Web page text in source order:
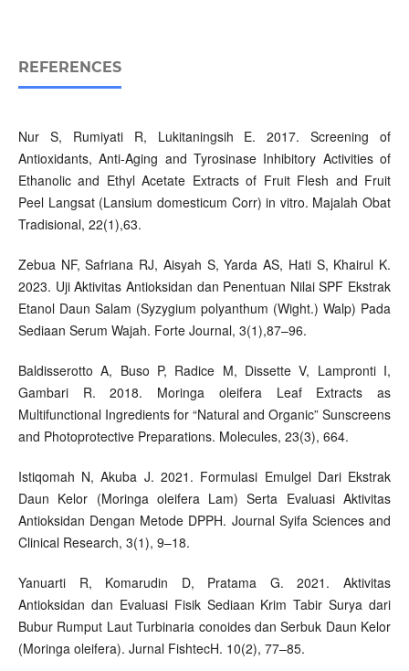
REFERENCES
Nur S, Rumiyati R, Lukitaningsih E. 2017. Screening of
Antioxidants, Anti-Aging and Tyrosinase Inhibitory Activities of
Ethanolic and Ethyl Acetate Extracts of Fruit Flesh and Fruit
Peel Langsat (Lansium domesticum Corr) in vitro. Majalah Obat
Tradisional, 22(1),63.
Zebua NF, Safriana RJ, Aisyah S, Yarda AS, Hati S, Khairul K.
2023. Uji Aktivitas Antioksidan dan Penentuan Nilai SPF Ekstrak
Etanol Daun Salam (Syzygium polyanthum (Wight.) Walp) Pada
Sediaan Serum Wajah. Forte Journal, 3(1),87–96.
Baldisserotto A, Buso P, Radice M, Dissette V, Lampronti I,
Gambari R. 2018. Moringa oleifera Leaf Extracts as
Multifunctional Ingredients for “Natural and Organic” Sunscreens
and Photoprotective Preparations. Molecules, 23(3), 664.
Istiqomah N, Akuba J. 2021. Formulasi Emulgel Dari Ekstrak
Daun Kelor (Moringa oleifera Lam) Serta Evaluasi Aktivitas
Antioksidan Dengan Metode DPPH. Journal Syifa Sciences and
Clinical Research, 3(1), 9–18.
Yanuarti R, Komarudin D, Pratama G. 2021. Aktivitas
Antioksidan dan Evaluasi Fisik Sediaan Krim Tabir Surya dari
Bubur Rumput Laut Turbinaria conoides dan Serbuk Daun Kelor
(Moringa oleifera). Jurnal FishtecH. 10(2), 77–85.